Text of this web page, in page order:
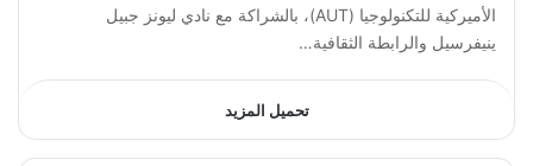
الأميركية للتكنولوجيا (AUT)، بالشراكة مع نادي ليونز جبيل
ينيفرسيل والرابطة الثقافية…
تحميل المزيد